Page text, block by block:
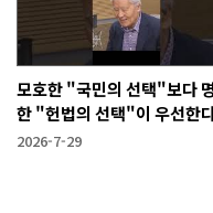
모호한 "국민의 선택"보다
한 "헌법의 선택"이 우선한
2026-7-29